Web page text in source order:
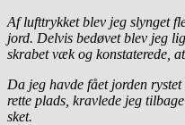
Af lufttrykket blev jeg slynget
jord. Delvis bedøvet blev jeg
skrabet væk og konstaterede,
Da jeg havde fået jorden
rette plads, kravlede jeg
sket.